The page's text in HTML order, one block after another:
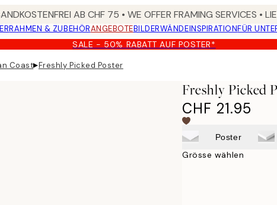
AB CHF 75 • WE OFFER FRAMING SERVICES •
RAHMEN & ZUBEHÖRANGEBOTEBILDERWÄNDEINSPIRATIONFÜR
SALE - 50% RABATT AUF POSTER*
Coast▸Freshly Picked Poster
Freshly Picked
CHF 21.95
Poster
Grösse wählen